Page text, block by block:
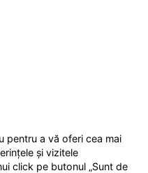
pentru a vă oferi cea mai
și vizitele
click pe butonul „Sunt de